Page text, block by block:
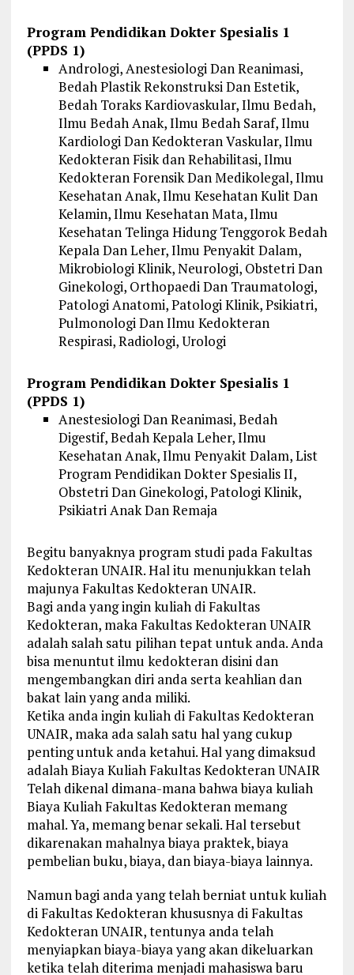
Program Pendidikan Dokter Spesialis 1
(PPDS 1)
Andrologi, Anestesiologi Dan Reanimasi,
Bedah Plastik Rekonstruksi Dan Estetik,
Bedah Toraks Kardiovaskular, Ilmu Bedah,
Ilmu Bedah Anak, Ilmu Bedah Saraf, Ilmu
Kardiologi Dan Kedokteran Vaskular, Ilmu
Kedokteran Fisik dan Rehabilitasi, Ilmu
Kedokteran Forensik Dan Medikolegal, Ilmu
Kesehatan Anak, Ilmu Kesehatan Kulit Dan
Kelamin, Ilmu Kesehatan Mata, Ilmu
Kesehatan Telinga Hidung Tenggorok Bedah
Kepala Dan Leher, Ilmu Penyakit Dalam,
Mikrobiologi Klinik, Neurologi, Obstetri Dan
Ginekologi, Orthopaedi Dan Traumatologi,
Patologi Anatomi, Patologi Klinik, Psikiatri,
Pulmonologi Dan Ilmu Kedokteran
Respirasi, Radiologi, Urologi
Program Pendidikan Dokter Spesialis 1
(PPDS 1)
Anestesiologi Dan Reanimasi, Bedah
Digestif, Bedah Kepala Leher, Ilmu
Kesehatan Anak, Ilmu Penyakit Dalam, List
Program Pendidikan Dokter Spesialis II,
Obstetri Dan Ginekologi, Patologi Klinik,
Psikiatri Anak Dan Remaja
Begitu banyaknya program studi pada Fakultas
Kedokteran UNAIR. Hal itu menunjukkan telah
majunya Fakultas Kedokteran UNAIR.
Bagi anda yang ingin kuliah di Fakultas
Kedokteran, maka Fakultas Kedokteran UNAIR
adalah salah satu pilihan tepat untuk anda. Anda
bisa menuntut ilmu kedokteran disini dan
mengembangkan diri anda serta keahlian dan
bakat lain yang anda miliki.
Ketika anda ingin kuliah di Fakultas Kedokteran
UNAIR, maka ada salah satu hal yang cukup
penting untuk anda ketahui. Hal yang dimaksud
adalah Biaya Kuliah Fakultas Kedokteran UNAIR
Telah dikenal dimana-mana bahwa biaya kuliah
Biaya Kuliah Fakultas Kedokteran memang
mahal. Ya, memang benar sekali. Hal tersebut
dikarenakan mahalnya biaya praktek, biaya
pembelian buku, biaya, dan biaya-biaya lainnya.
Namun bagi anda yang telah berniat untuk kuliah
di Fakultas Kedokteran khususnya di Fakultas
Kedokteran UNAIR, tentunya anda telah
menyiapkan biaya-biaya yang akan dikeluarkan
ketika telah diterima menjadi mahasiswa baru